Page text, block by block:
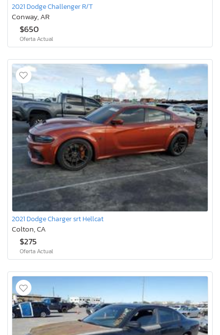
2021 Dodge Challenger R/T
Conway, AR
$650
Oferta Actual
2021 Dodge Charger srt Hellcat
Colton, CA
$275
Oferta Actual